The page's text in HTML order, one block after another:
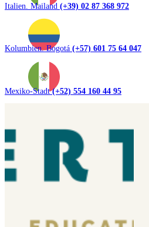
Italien. Mailand (+39) 02 87 368 972
Kolumbien. Bogotá (+57) 601 75 64 047
Mexiko-Stadt(+52) 554 160 44 95